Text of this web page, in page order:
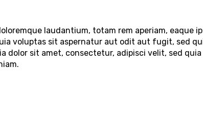
laudantium, totam rem aperiam, eaque
voluptas sit aspernatur aut odit aut fugit, sed
dolor sit amet, consectetur, adipisci velit, sed